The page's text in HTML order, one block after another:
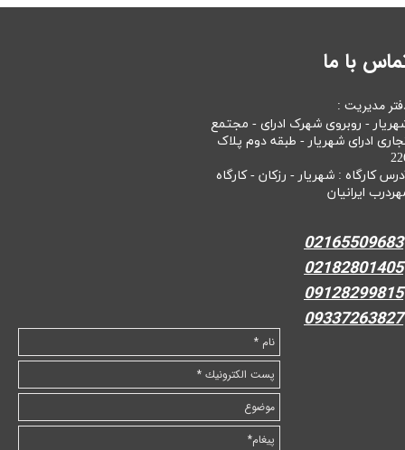
با ما
مدیریت :
- روبروی شهرک ادرای - مجتمع
ادرای شهریار - طبقه دوم پلاک
کارگاه : شهریار - رزکان - کارگاه
ایرانیان
02165509683
02182801405
09128299815
09337263827